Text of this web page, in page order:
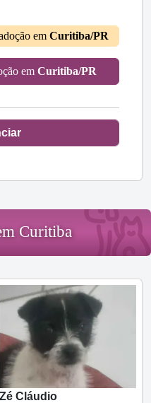
em Curitiba/PR
em Curitiba/PR
Curitiba
Zé Cláudio